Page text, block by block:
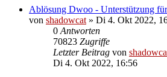
Ablösung Dwoo - Unterstützung
von shadowcat » Di 4. Okt 2022,
0 Antworten
70823 Zugriffe
Letzter Beitrag von
Di 4. Okt 2022, 16:56